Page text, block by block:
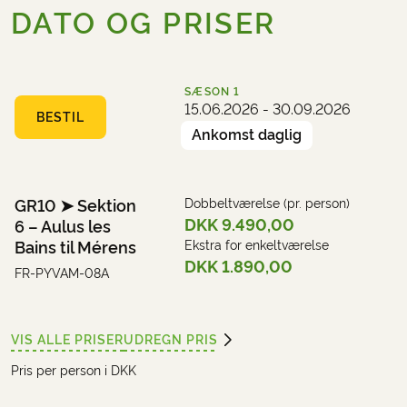
DATO OG PRISER
BESTIL
GR10 ➤ Sektion
6 – Aulus les
Bains til Mérens
FR-PYVAM-08A
SÆSON 1
15.06.2026 - 30.09.2026
Ankomst daglig
Dobbeltværelse (pr. person)
DKK 9.490,00
Ekstra for enkeltværelse
DKK 1.890,00
VIS ALLE PRISERUDREGN PRIS
Pris per person i DKK